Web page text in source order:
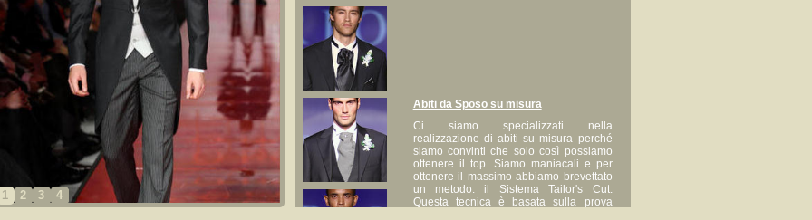
1 2 3 4
Abiti da Sposo su misura
Ci siamo specializzati nella
realizzazione di abiti su misura perché
siamo convinti che solo così possiamo
ottenere il top. Siamo maniacali e per
ottenere il massimo abbiamo brevettato
un metodo: il Sistema Tailor's Cut.
Questa tecnica è basata sulla prova